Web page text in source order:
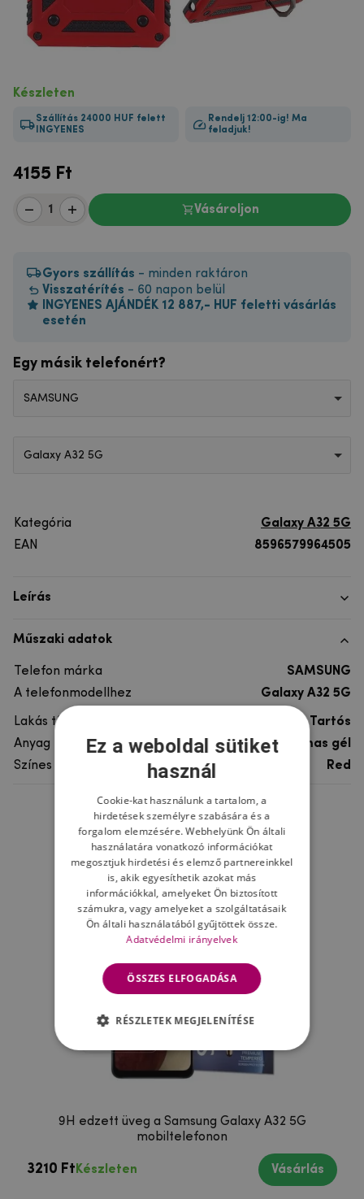
Készleten
Szállítás 24000 HUF felett
INGYENES
Rendelj 12:00-ig! Ma
feladjuk!
4155 Ft
Vásároljon
Gyors szállítás - minden raktáron
Visszatérítés - 60 napon belül
INGYENES AJÁNDÉK 12 887,- HUF feletti vásárlás
esetén
Egy másik telefonért?
SAMSUNG
Galaxy A32 5G
Kategória
Galaxy A32 5G
EAN
8596579964505
Leírás
Műszaki adatok
Telefon márka
SAMSUNG
A telefonmodellhez
Galaxy A32 5G
Lakás típusa
Tartós
Anyag
fém, műanyag, rugalmas gél
Színes
Red
Ne felejtsd el
9H edzett üveg a Samsung Galaxy A32 5G
mobiltelefonon
3210 Ft Készleten Vásárlás
Ez a weboldal sütiket
használ
Cookie-kat használunk a tartalom, a
hirdetések személyre szabására és a
forgalom elemzésére. Webhelyünk Ön általi
használatára vonatkozó információkat
megosztjuk hirdetési és elemző partnereinkkel
is, akik egyesíthetik azokat más
információkkal, amelyeket Ön biztosított
számukra, vagy amelyeket a szolgáltatásaik
Ön általi használatából gyűjtöttek össze.
Adatvédelmi irányelvek
ÖSSZES ELFOGADÁSA
RÉSZLETEK MEGJELENÍTÉSE